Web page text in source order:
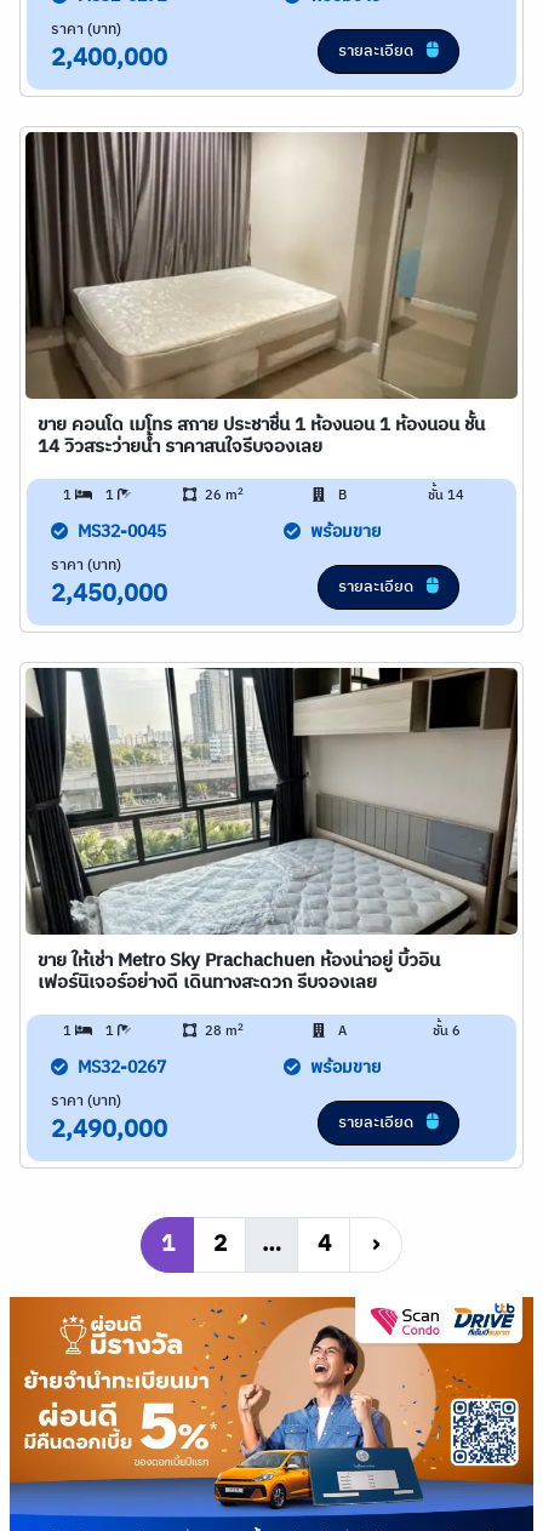
ราคา (บาท)
2,400,000 รายละเอียด
ขาย คอนโด เมโทร สกาย ประชาชื่น 1 ห้องนอน 1 ห้องนอน ชั้น
14 วิวสระว่ายน้ำ ราคาสนใจรีบจองเลย
1 1 26 m2 B ชั้น 14
MS32-0045 พร้อมขาย
ราคา (บาท)
2,450,000 รายละเอียด
ขาย ให้เช่า Metro Sky Prachachuen ห้องน่าอยู่ บิ้วอิน
เฟอร์นิเจอร์อย่างดี เดินทางสะดวก รีบจองเลย
1 1 28 m2 A ชั้น 6
MS32-0267 พร้อมขาย
ราคา (บาท)
2,490,000 รายละเอียด
1 2 … 4 ›